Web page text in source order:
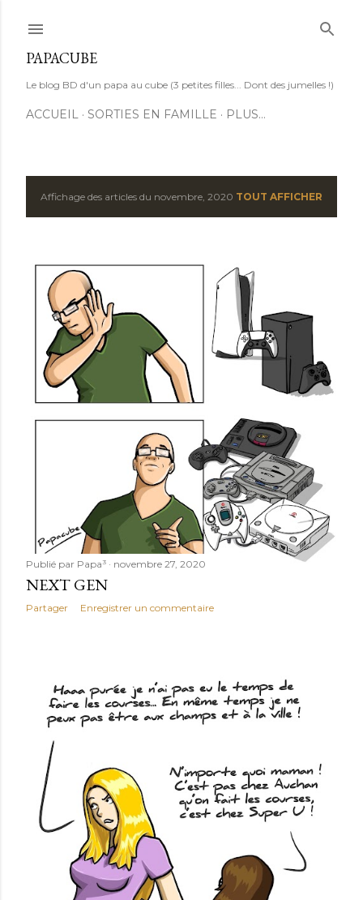
PAPACUBE
Le blog BD d'un papa au cube (3 petites filles... Dont des jumelles !)
ACCUEIL SORTIES EN FAMILLE PLUS…
A
e
Affichage des articles du novembre, 2020 TOUT AFFICHER
Publié par Papa³ novembre 27, 2020
NEXT GEN
Partager Enregistrer un commentaire